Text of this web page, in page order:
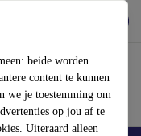
beide worden
content te kunnen
we je toestemming om
op jou af te
Uiteraard alleen